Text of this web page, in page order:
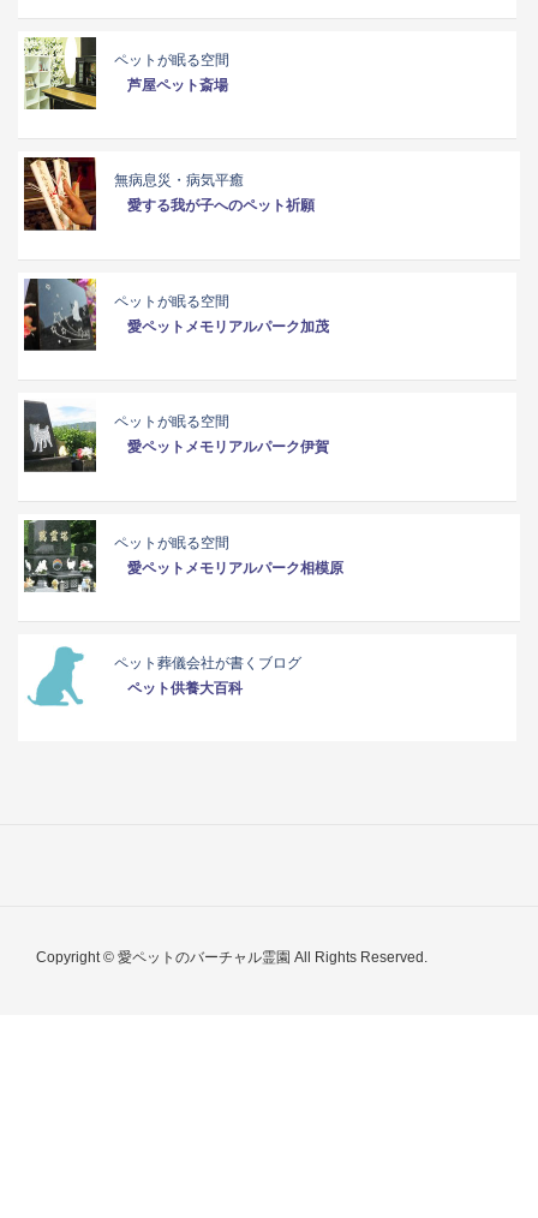
ペットが眠る空間
芦屋ペット斎場
無病息災・病気平癒
愛する我が子へのペット祈願
ペットが眠る空間
愛ペットメモリアルパーク加茂
ペットが眠る空間
愛ペットメモリアルパーク伊賀
ペットが眠る空間
愛ペットメモリアルパーク相模原
ペット葬儀会社が書くブログ
ペット供養大百科
Copyright © 愛ペットのバーチャル霊園 All Rights Reserved.